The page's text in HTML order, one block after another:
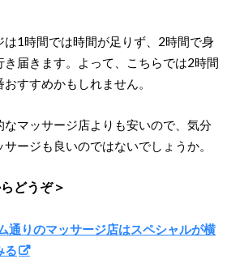
1時間では時間が足りず、2時間で身
届きます。よって、こちらでは2時間
すすめかもしれません。
マッサージ店よりも安いので、気分
ージも良いのではないでしょうか。
どうぞ＞
通りのマッサージ店はスペシャルが横
る